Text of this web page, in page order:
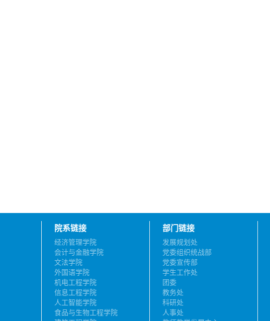
院系链接
经济管理学院
会计与金融学院
文法学院
外国语学院
机电工程学院
信息工程学院
人工智能学院
食品与生物工程学院
部门链接
发展规划处
党委组织统战部
党委宣传部
学生工作处
团委
教务处
科研处
人事处